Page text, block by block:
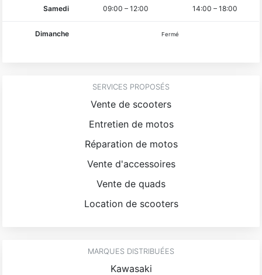
Samedi 09:00 – 12:00 14:00 – 18:00
Dimanche Fermé
SERVICES PROPOSÉS
Vente de scooters
Entretien de motos
Réparation de motos
Vente d'accessoires
Vente de quads
Location de scooters
MARQUES DISTRIBUÉES
Kawasaki